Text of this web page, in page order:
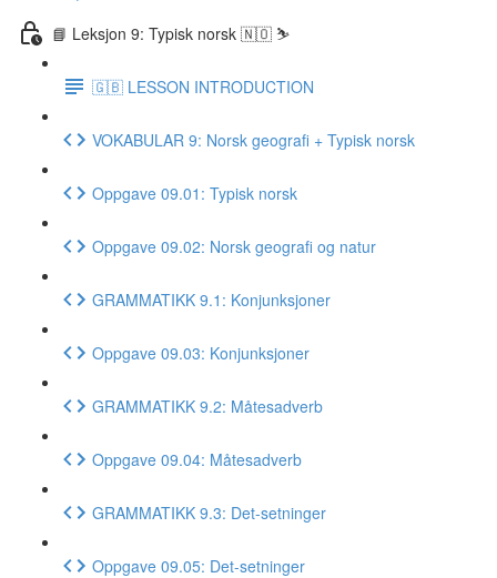
📘 Leksjon 9: Typisk norsk 🇳🇴 ⛷
🇬🇧 LESSON INTRODUCTION
VOKABULAR 9: Norsk geografi + Typisk norsk
Oppgave 09.01: Typisk norsk
Oppgave 09.02: Norsk geografi og natur
GRAMMATIKK 9.1: Konjunksjoner
Oppgave 09.03: Konjunksjoner
GRAMMATIKK 9.2: Måtesadverb
Oppgave 09.04: Måtesadverb
GRAMMATIKK 9.3: Det-setninger
Oppgave 09.05: Det-setninger